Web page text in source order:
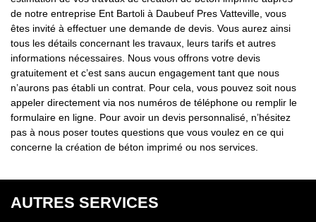
de notre entreprise Ent Bartoli à Daubeuf Pres Vatteville, vous
êtes invité à effectuer une demande de devis. Vous aurez ainsi
tous les détails concernant les travaux, leurs tarifs et autres
informations nécessaires. Nous vous offrons votre devis
gratuitement et c’est sans aucun engagement tant que nous
n’aurons pas établi un contrat. Pour cela, vous pouvez soit nous
appeler directement via nos numéros de téléphone ou remplir le
formulaire en ligne. Pour avoir un devis personnalisé, n’hésitez
pas à nous poser toutes questions que vous voulez en ce qui
concerne la création de béton imprimé ou nos services.
AUTRES SERVICES